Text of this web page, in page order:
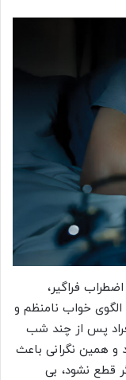
فراگیر،
خواب نامنظم و
پس از چند شب
و همین نگرانی باعث
قطع نشود، بی